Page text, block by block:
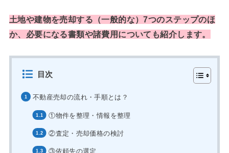
土地や建物を売却する（一般的な）7つのステップのほ
か、必要になる書類や諸費用についても紹介します。
目次
不動産売却の流れ・手順とは？
①物件を整理・情報を整理
②査定・売却価格の検討
③依頼先の選定